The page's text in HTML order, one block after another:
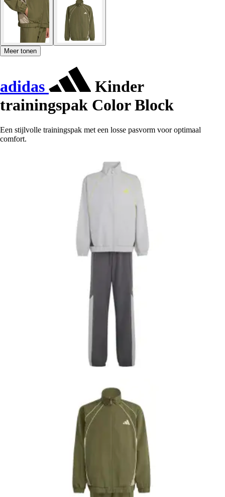
Meer tonen
adidas
Kinder
trainingspak Color Block
Een stijlvolle trainingspak met een losse pasvorm voor optimaal
comfort.